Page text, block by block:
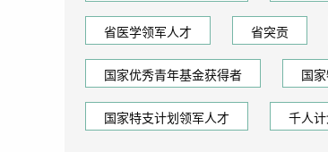
省医学领军人才 省突贡
国家优秀青年基金获得者 国
国家特支计划领军人才 千人